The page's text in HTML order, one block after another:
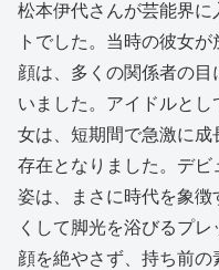
松本伊代さんが芸能界に
トでした。当時の彼女
顔は、多くの関係者の
いました。アイドルと
女は、短期間で急激に成
存在となりました。デ
姿は、まさに時代を象
くして脚光を浴びるプ
顔を絶やさず、持ち前